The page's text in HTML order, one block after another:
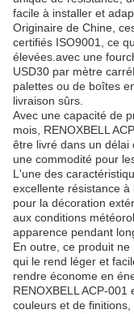
facile à installer et
Originaire de Chine,
certifiés ISO9001, ce
élevées.avec une
USD30 par mètre
palettes ou de boîtes
livraison sûrs.
Avec une capacité de
mois, RENOXBELL
être livré dans un délai
une commodité pour
L'une des
excellente résistance
pour la décoration
aux conditions
apparence pendant
En outre, ce produit
qui le rend léger et
rendre économe en
RENOXBELL ACP-
couleurs et de